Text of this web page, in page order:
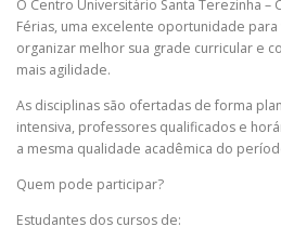
O Centro Universitário Santa Terezinha –
Férias, uma excelente oportunidade
organizar melhor sua grade curricular e
mais agilidade.
As disciplinas são ofertadas de forma
intensiva, professores qualificados e
a mesma qualidade acadêmica do
Quem pode participar?
Estudantes dos cursos de: